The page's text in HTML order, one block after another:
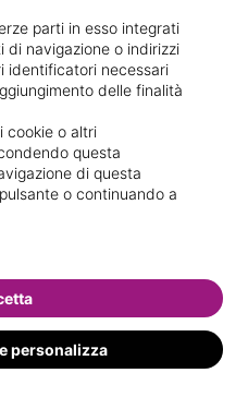
del
di mirela
parti in esso integrati
navigazione o indirizzi
identificatori necessari
delle finalità
cookie o altri
questa
di questa
o continuando a
personalizza